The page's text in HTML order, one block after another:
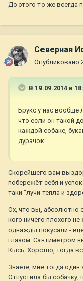
До этого то же всегда
Северная
Опубликовано
В 19.09.2014 в
Брукс у нас вообще
что если он такой
каждой собаке,
дурачок..
Скорейшего вам
побережёт себя и
таки "лучи тепла и
Ох, что вы, абсолютно
кого ничего плохого
однажды покусали -
глазом. Сантиметром
Кысь. Хорошо, тогда
Знаете, мне тогда
Отпустила бы собачку,